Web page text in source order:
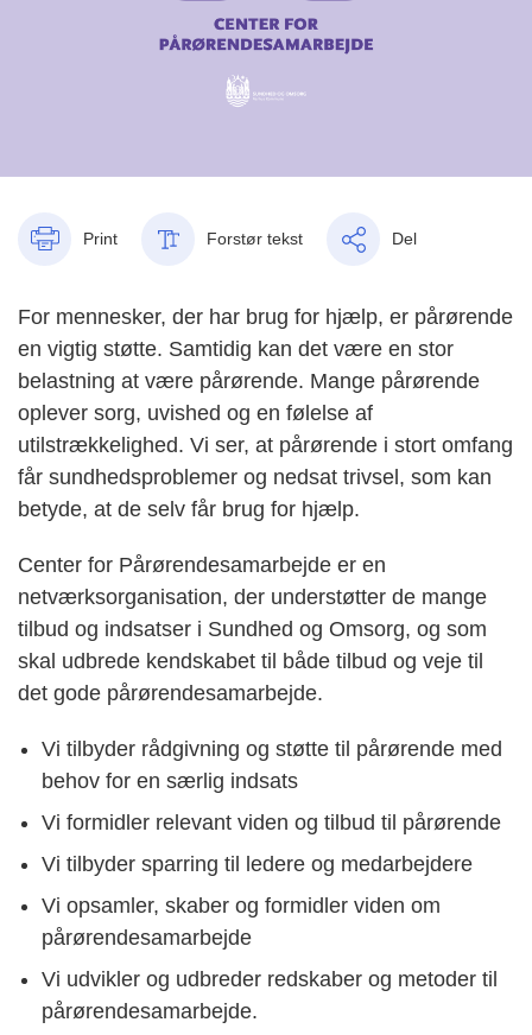
Print Forstør tekst Del
For mennesker, der har brug for hjælp, er pårørende
en vigtig støtte. Samtidig kan det være en stor
belastning at være pårørende. Mange pårørende
oplever sorg, uvished og en følelse af
utilstrækkelighed. Vi ser, at pårørende i stort omfang
får sundhedsproblemer og nedsat trivsel, som kan
betyde, at de selv får brug for hjælp.
Center for Pårørendesamarbejde er en
netværksorganisation, der understøtter de mange
tilbud og indsatser i Sundhed og Omsorg, og som
skal udbrede kendskabet til både tilbud og veje til
det gode pårørendesamarbejde.
Vi tilbyder rådgivning og støtte til pårørende med
behov for en særlig indsats
Vi formidler relevant viden og tilbud til pårørende
Vi tilbyder sparring til ledere og medarbejdere
Vi opsamler, skaber og formidler viden om
pårørendesamarbejde
Vi udvikler og udbreder redskaber og metoder til
pårørendesamarbejde.